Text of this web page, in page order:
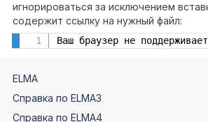
игнорироваться за исключением
содержит ссылку на нужный файл:
Ваш браузер не поддерживает
ELMA
Справка по ELMA3
Справка по ELMA4